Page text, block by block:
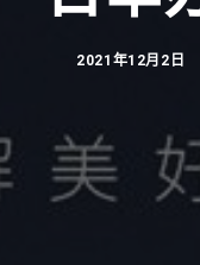
2021年12月2日